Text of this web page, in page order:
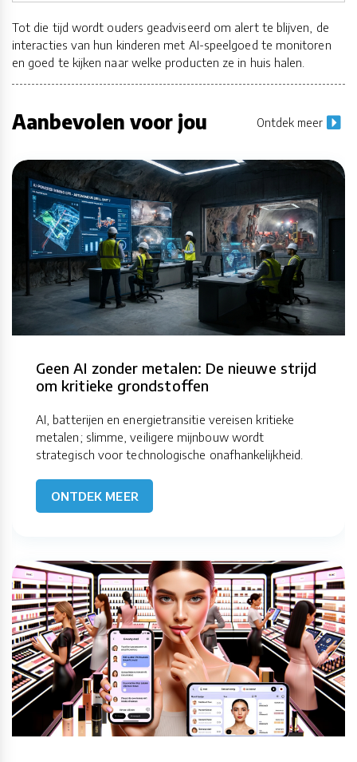
Tot die tijd wordt ouders geadviseerd om alert te blijven, de
interacties van hun kinderen met AI-speelgoed te monitoren
en goed te kijken naar welke producten ze in huis halen.
Aanbevolen voor jou Ontdek meer
Geen AI zonder metalen: De nieuwe strijd
om kritieke grondstoffen
AI, batterijen en energietransitie vereisen kritieke
metalen; slimme, veiligere mijnbouw wordt
strategisch voor technologische onafhankelijkheid.
ONTDEK MEER